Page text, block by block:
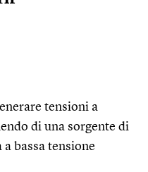
tensioni a
di una sorgente di
bassa tensione